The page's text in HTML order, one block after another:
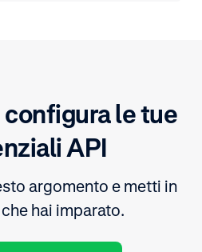
le tue
API
argomento e metti in
hai imparato.